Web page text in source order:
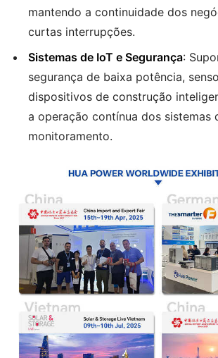
mantendo a continuidade dos
curtas interrupções.
Sistemas de IoT e Segurança:
segurança de baixa potência,
dispositivos de construção
a operação contínua dos sistemas
monitoramento.